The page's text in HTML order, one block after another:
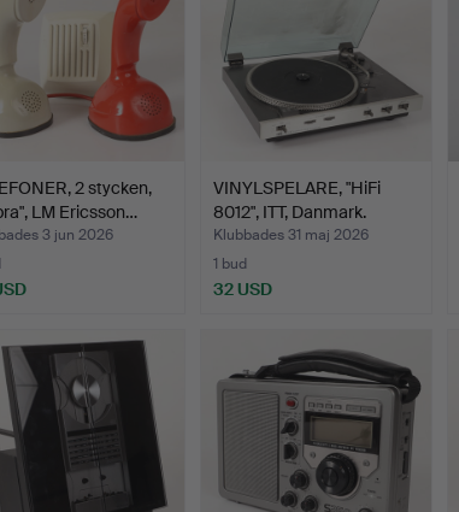
2 stycken,
LM Ericsson…
3 jun 2026
VINYLSPELARE, "HiFi
8012", ITT, Danmark.
Klubbades 31 maj 2026
1 bud
32 USD